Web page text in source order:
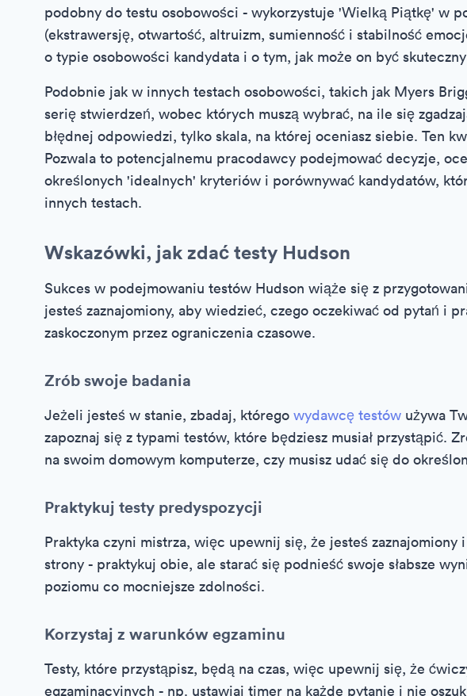
podobny do testu osobowości - wykorzystuje 'Wielką Piątkę' w
(ekstrawersję, otwartość, altruizm, sumienność i stabilność
o typie osobowości kandydata i o tym, jak może on być
Podobnie jak w innych testach osobowości, takich jak Myers
serię stwierdzeń, wobec których muszą wybrać, na ile się
błędnej odpowiedzi, tylko skala, na której oceniasz siebie. Ten
Pozwala to potencjalnemu pracodawcy podejmować decyzje,
określonych 'idealnych' kryteriów i porównywać kandydatów,
innych testach.
Wskazówki, jak zdać testy Hudson
Sukces w podejmowaniu testów Hudson wiąże się z
jesteś zaznajomiony, aby wiedzieć, czego oczekiwać od pytań i
zaskoczonym przez ograniczenia czasowe.
Zrób swoje badania
Jeżeli jesteś w stanie, zbadaj, którego wydawcę testów używa
zapoznaj się z typami testów, które będziesz musiał przystąpić.
na swoim domowym komputerze, czy musisz udać się do
Praktykuj testy predyspozycji
Praktyka czyni mistrza, więc upewnij się, że jesteś zaznajomiony
strony - praktykuj obie, ale starać się podnieść swoje słabsze
poziomu co mocniejsze zdolności.
Korzystaj z warunków egzaminu
Testy, które przystąpisz, będą na czas, więc upewnij się, że
egzaminacyjnych - np. ustawiaj timer na każde pytanie i nie